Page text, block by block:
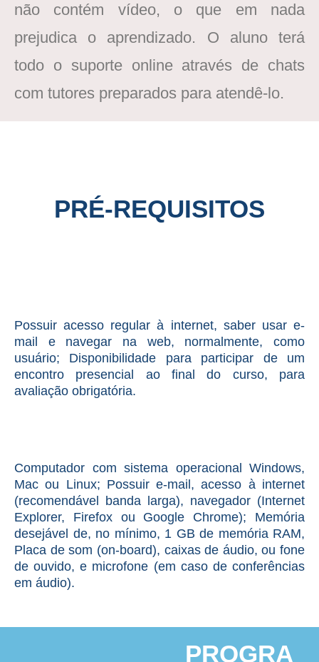
não contém vídeo, o que em nada
prejudica o aprendizado. O aluno terá
todo o suporte online através de chats
com tutores preparados para atendê-lo.
PRÉ-REQUISITOS
Possuir acesso regular à internet, saber usar e-
mail e navegar na web, normalmente, como
usuário; Disponibilidade para participar de um
encontro presencial ao final do curso, para
avaliação obrigatória.
Computador com sistema operacional Windows,
Mac ou Linux; Possuir e-mail, acesso à internet
(recomendável banda larga), navegador (Internet
Explorer, Firefox ou Google Chrome); Memória
desejável de, no mínimo, 1 GB de memória RAM,
Placa de som (on-board), caixas de áudio, ou fone
de ouvido, e microfone (em caso de conferências
em áudio).
PROGRA